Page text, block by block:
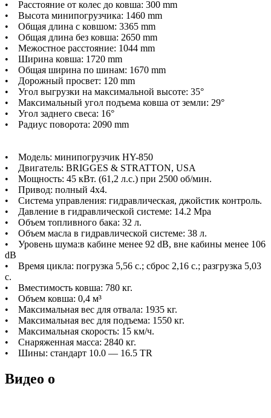
• Расстояние от колес до ковша: 300 mm
• Высота минипогрузчика: 1460 mm
• Общая длина с ковшом: 3365 mm
• Общая длина без ковша: 2650 mm
• Межостное расстояние: 1044 mm
• Ширина ковша: 1720 mm
• Общая ширина по шинам: 1670 mm
• Дорожный просвет: 120 mm
• Угол выгрузки на максимальной высоте: 35°
• Максимальный угол подъема ковша от земли: 29°
• Угол заднего свеса: 16°
• Радиус поворота: 2090 mm
• Модель: минипогрузчик HY-850
• Двигатель: BRIGGES & STRATTON, USA
• Мощность: 45 кВт. (61,2 л.с.) при 2500 об/мин.
• Привод: полный 4x4.
• Система управления: гидравлическая, джойстик контроль.
• Давление в гидравлической системе: 14.2 Мра
• Объем топливного бака: 32 л.
• Объем масла в гидравлической системе: 38 л.
• Уровень шума:в кабине менее 92 dB, вне кабины менее 106
dB
• Время цикла: погрузка 5,56 с.; сброс 2,16 с.; разгрузка 5,03
с.
• Вместимость ковша: 780 кг.
• Объем ковша: 0,4 м³
• Максимальная вес для отвала: 1935 кг.
• Максимальная вес для подъема: 1550 кг.
• Максимальная скорость: 15 км/ч.
• Снаряженная масса: 2840 кг.
• Шины: стандарт 10.0 — 16.5 TR
Видео о